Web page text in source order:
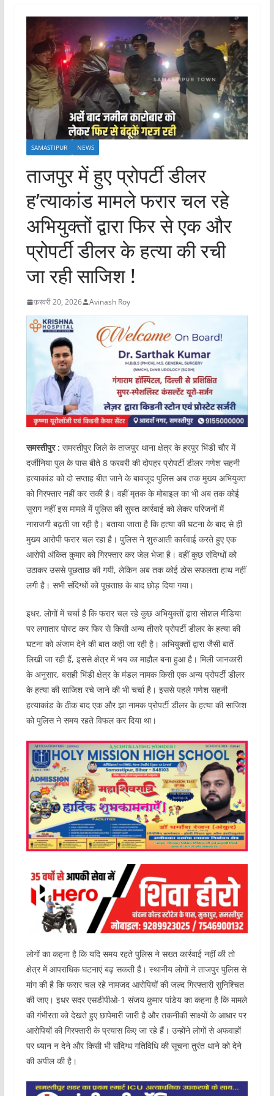
SAMASTIPUR NEWS
ताजपुर में हुए प्रोपर्टी डीलर
ह’त्याकांड मामले फरार चल रहे
अभियुक्तों द्वारा फिर से एक और
प्रोपर्टी डीलर के हत्या की रची
जा रही साजिश !
फ़रवरी 20, 2026 Avinash Roy
समस्तीपुर : समस्तीपुर जिले के ताजपुर थाना क्षेत्र के हरपुर भिंडी चौर में
दर्जीनिया पुल के पास बीते 8 फरवरी की दोपहर प्रोपर्टी डीलर गणेश सहनी
हत्याकांड को दो सप्ताह बीत जाने के बावजूद पुलिस अब तक मुख्य अभियुक्त
को गिरफ्तार नहीं कर सकी है। वहीं मृतक के मोबाइल का भी अब तक कोई
सुराग नहीं इस मामले में पुलिस की सुस्त कार्रवाई को लेकर परिजनों में
नाराजगी बढ़ती जा रही है। बताया जाता है कि हत्या की घटना के बाद से ही
मुख्य आरोपी फरार चल रहा है। पुलिस ने शुरुआती कार्रवाई करते हुए एक
आरोपी अंकित कुमार को गिरफ्तार कर जेल भेजा है। वहीं कुछ संदिग्धों को
उठाकर उससे पूछताछ की गयी, लेकिन अब तक कोई ठोस सफलता हाथ नहीं
लगी है। सभी संदिग्धों को पूछताछ के बाद छोड़ दिया गया।
इधर, लोगों में चर्चा है कि फरार चल रहे कुछ अभियुक्तों द्वारा सोशल मीडिया
पर लगातार पोस्ट कर फिर से किसी अन्य तीसरे प्रोपर्टी डीलर के हत्या की
घटना को अंजाम देने की बात कही जा रही है। अभियुक्तों द्वारा जैसी बातें
लिखी जा रही हैं, इससे क्षेत्र में भय का माहौल बना हुआ है। मिली जानकारी
के अनुसार, बसही भिंडी क्षेत्र के मंडल नामक किसी एक अन्य प्रोपर्टी डीलर
के हत्या की साजिश रचे जाने की भी चर्चा है। इससे पहले गणेश सहनी
हत्याकांड के ठीक बाद एक और झा नामक प्रोपर्टी डीलर के हत्या की साजिश
को पुलिस ने समय रहते विफल कर दिया था।
लोगों का कहना है कि यदि समय रहते पुलिस ने सख्त कार्रवाई नहीं की तो
क्षेत्र में आपराधिक घटनाएं बढ़ सकती हैं। स्थानीय लोगों ने ताजपुर पुलिस से
मांग की है कि फरार चल रहे नामजद आरोपियों की जल्द गिरफ्तारी सुनिश्चित
की जाए। इधर सदर एसडीपीओ-1 संजय कुमार पांडेय का कहना है कि मामले
की गंभीरता को देखते हुए छापेमारी जारी है और तकनीकी साक्ष्यों के आधार पर
आरोपियों की गिरफ्तारी के प्रयास किए जा रहे हैं। उन्होंने लोगों से अफवाहों
पर ध्यान न देने और किसी भी संदिग्ध गतिविधि की सूचना तुरंत थाने को देने
की अपील की है।